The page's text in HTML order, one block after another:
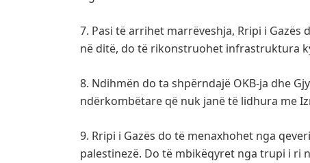
7. Pasi të arrihet marrëveshja, Rripi i
në ditë, do të rikonstruohet infrastruktura
8. Ndihmën do ta shpërndajë OKB-ja dhe
ndërkombëtare që nuk janë të lidhura me
9. Rripi i Gazës do të menaxhohet nga
palestinezë. Do të mbikëqyret nga trupi i ri